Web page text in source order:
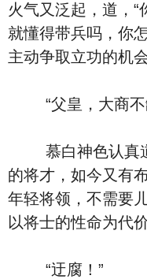
火气又泛起，道，
就懂得带兵吗，你
主动争取立功的机
“父皇，大商不
慕白神色认真道
的将才，如今又有
年轻将领，不需要
以将士的性命为代
“迂腐！”